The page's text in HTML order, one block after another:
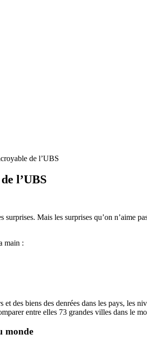
de l’UBS
l’UBS
Mais les surprises qu’on n’aime
main :
et des biens des denrées dans les pays, les
entre elles 73 grandes villes dans le
monde